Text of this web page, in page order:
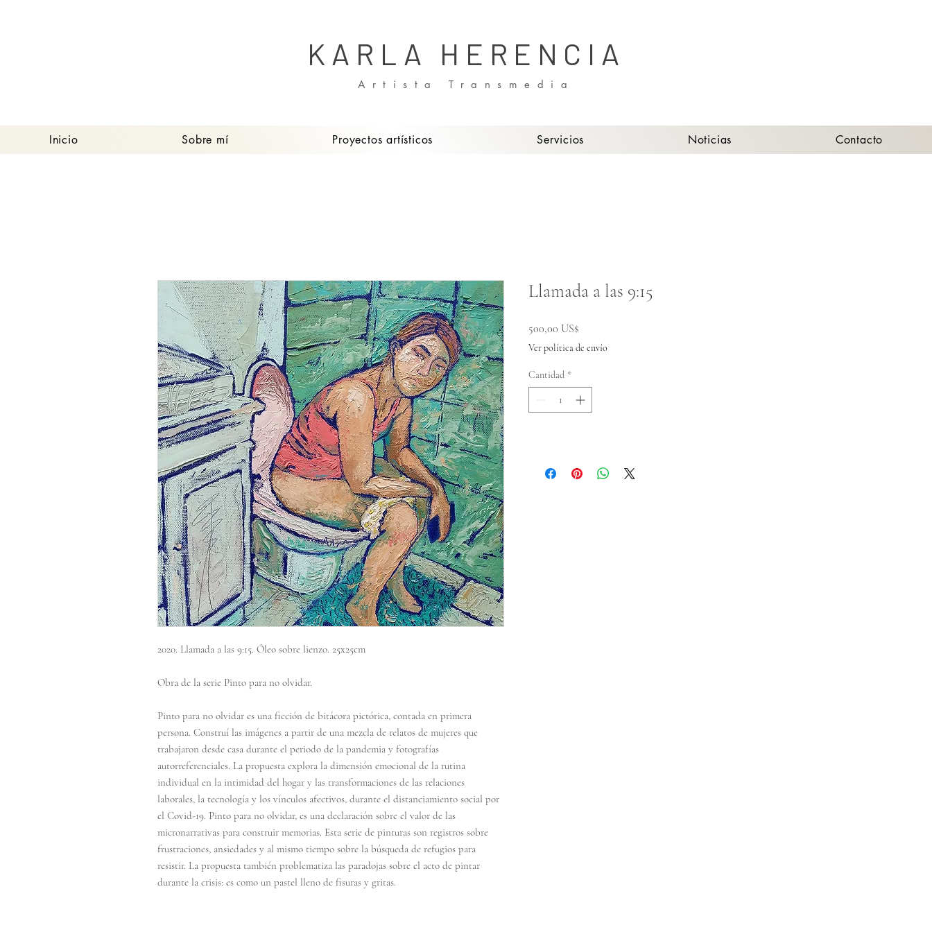
KARLA HERENCIA
Artista Transmedia
Inicio Sobre mí Proyectos artísticos Servicios Noticias Contacto
2020. Llamada a las 9:15. Óleo sobre lienzo. 25x25cm
Obra de la serie Pinto para no olvidar.
Pinto para no olvidar es una ficción de bitácora pictórica, contada en primera
persona. Construí las imágenes a partir de una mezcla de relatos de mujeres que
trabajaron desde casa durante el periodo de la pandemia y fotografías
autorreferenciales. La propuesta explora la dimensión emocional de la rutina
individual en la intimidad del hogar y las transformaciones de las relaciones
laborales, la tecnología y los vínculos afectivos, durante el distanciamiento social por
el Covid-19. Pinto para no olvidar, es una declaración sobre el valor de las
micronarrativas para construir memorias. Esta serie de pinturas son registros sobre
frustraciones, ansiedades y al mismo tiempo sobre la búsqueda de refugios para
resistir. La propuesta también problematiza las paradojas sobre el acto de pintar
durante la crisis: es como un pastel lleno de fisuras y gritas.
Llamada a las 9:15
500,00 US$
Ver política de envío
Cantidad *